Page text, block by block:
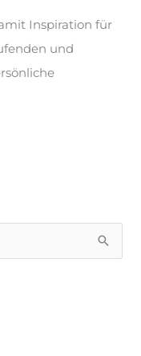
Inspiration für
und